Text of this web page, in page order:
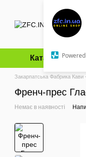
Перейти до основного
Каталог
Закарпатська Фабрика Кави
Френч-прес
Немає в наявності